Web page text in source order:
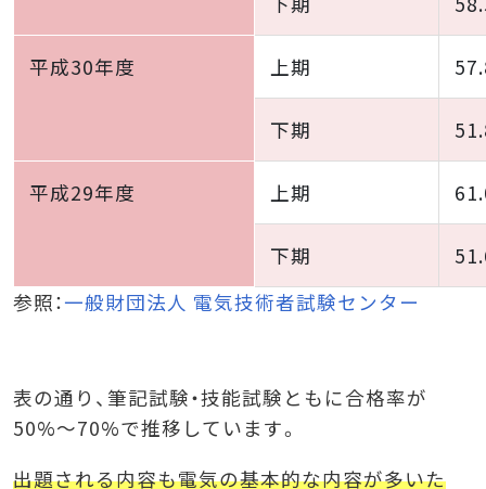
平成30年度 上期
下期
平成29年度 上期
下期
参照：一般財団法人 電気技術者試験センター
表の通り、筆記試験・技能試験ともに合格率が
50%〜70%で推移しています。
出題される内容も電気の基本的な内容が多いた